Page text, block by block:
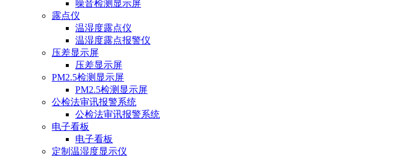
噪音检测显示屏
露点仪
温湿度露点仪
温湿度露点报警仪
压差显示屏
压差显示屏
PM2.5检测显示屏
PM2.5检测显示屏
公检法审讯报警系统
公检法审讯报警系统
电子看板
电子看板
定制温湿度显示仪